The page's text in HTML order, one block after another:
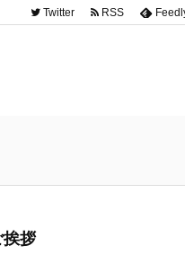
Twitter RSS
挨拶